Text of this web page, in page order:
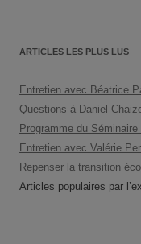
ARTICLES LES PLUS LUS
Entretien avec Béatrice
Questions à Daniel
Programme du
Entretien avec Valérie
Repenser la transition
Articles populaires par